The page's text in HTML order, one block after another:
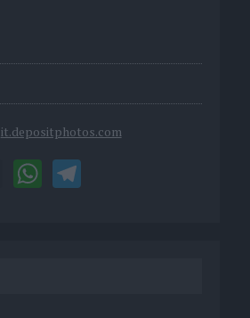
it.depositphotos.com